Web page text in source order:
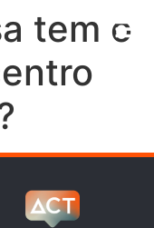
tem o